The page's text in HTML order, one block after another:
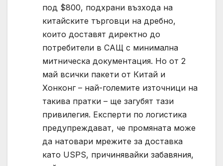
под $800, подхрани възхода на
китайските търговци на дребно,
които доставят директно до
потребители в САЩ с минимална
митническа документация. Но от 2
май всички пакети от Китай и
Хонконг – най-големите източници на
такива пратки – ще загубят тази
привилегия. Експерти по логистика
предупреждават, че промяната може
да натовари мрежите за доставка
като USPS, причинявайки забавяния,